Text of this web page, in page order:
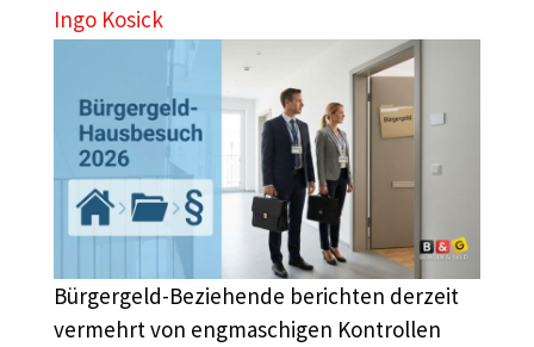
Ingo Kosick
Bürgergeld-Beziehende berichten derzeit
vermehrt von engmaschigen Kontrollen